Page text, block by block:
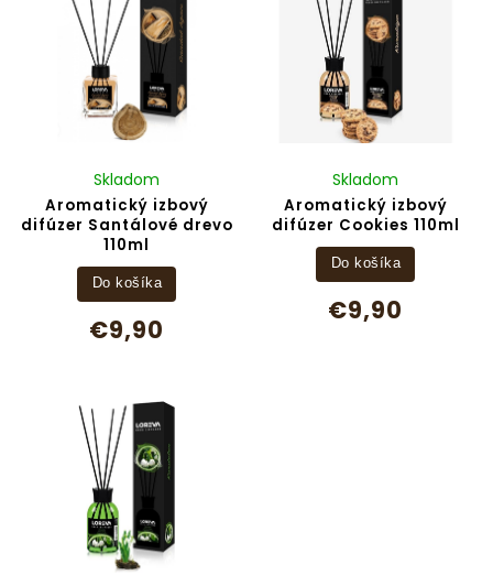
Aromatický izbový
difúzer Santálové drevo
110ml
Skladom
€9,90
Do košíka
Aromatický izbový
difúzer Cookies 110ml
Skladom
€9,90
Do košíka